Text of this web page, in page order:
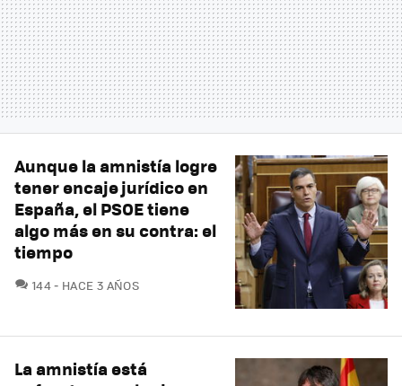
Aunque la amnistía logre
tener encaje jurídico en
España, el PSOE tiene
algo más en su contra: el
tiempo
144COMENTARIOS
HACE 3 AÑOS
La amnistía está